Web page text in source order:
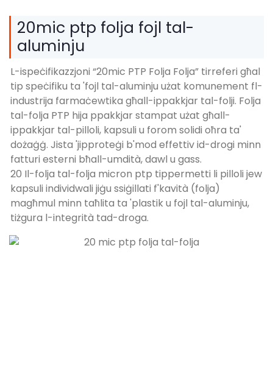
20mic ptp folja fojl tal-
aluminju
L-ispeċifikazzjoni “20mic PTP Folja Folja” tirreferi għal
tip speċifiku ta 'fojl tal-aluminju użat komunement fl-
industrija farmaċewtika għall-ippakkjar tal-folji. Folja
tal-folja PTP hija ppakkjar stampat użat għall-
ippakkjar tal-pilloli, kapsuli u forom solidi oħra ta'
dożaġġ. Jista 'jipproteġi b'mod effettiv id-drogi minn
fatturi esterni bħall-umdità, dawl u gass.
20 Il-folja tal-folja micron ptp tippermetti li pilloli jew
kapsuli individwali jiġu ssiġillati f'kavità (folja)
magħmul minn taħlita ta 'plastik u fojl tal-aluminju,
tiżgura l-integrità tad-droga.